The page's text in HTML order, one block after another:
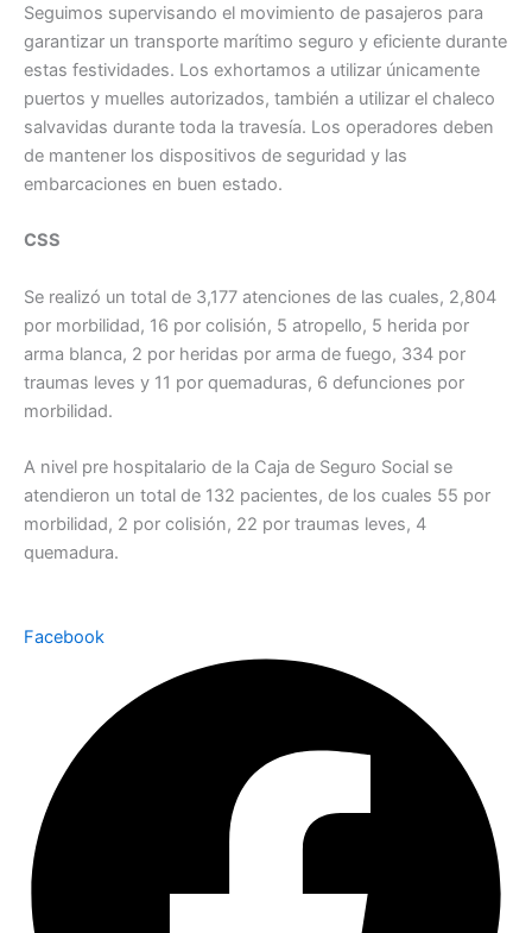
Seguimos supervisando el movimiento de pasajeros para
garantizar un transporte marítimo seguro y eficiente durante
estas festividades. Los exhortamos a utilizar únicamente
puertos y muelles autorizados, también a utilizar el chaleco
salvavidas durante toda la travesía. Los operadores deben
de mantener los dispositivos de seguridad y las
embarcaciones en buen estado.
CSS
Se realizó un total de 3,177 atenciones de las cuales, 2,804
por morbilidad, 16 por colisión, 5 atropello, 5 herida por
arma blanca, 2 por heridas por arma de fuego, 334 por
traumas leves y 11 por quemaduras, 6 defunciones por
morbilidad.
A nivel pre hospitalario de la Caja de Seguro Social se
atendieron un total de 132 pacientes, de los cuales 55 por
morbilidad, 2 por colisión, 22 por traumas leves, 4
quemadura.
Facebook